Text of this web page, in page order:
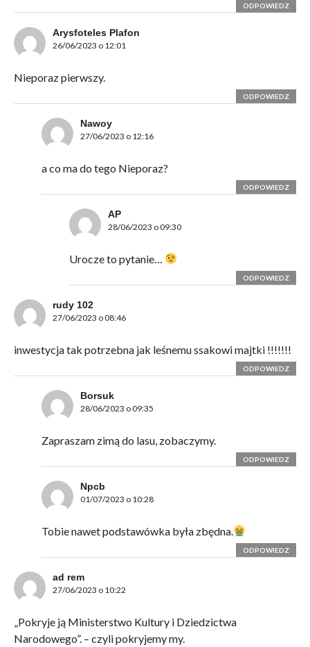
ODPOWIEDZ
Arysfoteles Plafon
26/06/2023 o 12:01
Nieporaz pierwszy.
ODPOWIEDZ
Nawoy
27/06/2023 o 12:16
a co ma do tego Nieporaz?
ODPOWIEDZ
AP
28/06/2023 o 09:30
Urocze to pytanie…
ODPOWIEDZ
rudy 102
27/06/2023 o 08:46
inwestycja tak potrzebna jak leśnemu ssakowi majtki !!!!!!!
ODPOWIEDZ
Borsuk
28/06/2023 o 09:35
Zapraszam zimą do lasu, zobaczymy.
ODPOWIEDZ
Npcb
01/07/2023 o 10:28
Tobie nawet podstawówka była zbędna.
ODPOWIEDZ
ad rem
27/06/2023 o 10:22
„Pokryje ją Ministerstwo Kultury i Dziedzictwa
Narodowego”. – czyli pokryjemy my.